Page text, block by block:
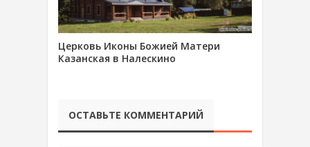
Церковь Иконы Божией Матери
Казанская в Налескино
ОСТАВЬТЕ КОММЕНТАРИЙ